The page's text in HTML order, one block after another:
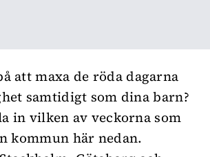
attmaxa de röda dagarna
samtidigt som dina barn?
in vilken av veckorna som
kommun här nedan.